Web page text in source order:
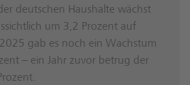
deutschen Haushalte wächst
um 3,2 Prozent auf
gab es noch ein Wachstum
– ein Jahr zuvor betrug der